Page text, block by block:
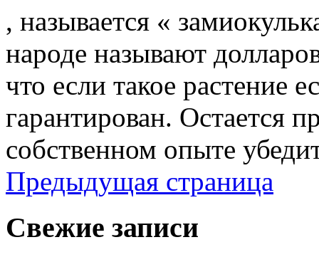
, называется «
народе называют
что если такое растение
гарантирован. Остается
собственном опыте
Предыдущая страница
Свежие записи